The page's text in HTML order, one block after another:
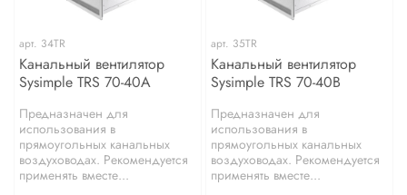
арт. 34TR
Канальный вентилятор
Sysimple TRS 70-40A
Предназначен для
использования в
прямоугольных канальных
воздуховодах. Рекомендуется
применять вместе...
арт. 35TR
Канальный вентилятор
Sysimple TRS 70-40B
Предназначен для
использования в
прямоугольных канальных
воздуховодах. Рекомендуется
применять вместе...